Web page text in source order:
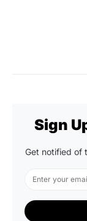
Sign
Get notified of